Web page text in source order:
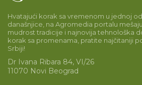
Hvatajući korak sa vremenom u jednoj
današnjice, na Agromedia portalu mešaju
mudrost tradicije i najnovija tehnološka
korak sa promenama, pratite najčitaniji
Srbiji!
Dr Ivana Ribara 84, VI/26
11070 Novi Beograd